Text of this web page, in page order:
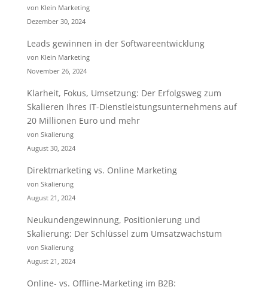
von Klein Marketing
Dezember 30, 2024
Leads gewinnen in der Softwareentwicklung
von Klein Marketing
November 26, 2024
Klarheit, Fokus, Umsetzung: Der Erfolgsweg zum
Skalieren Ihres IT-Dienstleistungsunternehmens auf
20 Millionen Euro und mehr
von Skalierung
August 30, 2024
Direktmarketing vs. Online Marketing
von Skalierung
August 21, 2024
Neukundengewinnung, Positionierung und
Skalierung: Der Schlüssel zum Umsatzwachstum
von Skalierung
August 21, 2024
Online- vs. Offline-Marketing im B2B: